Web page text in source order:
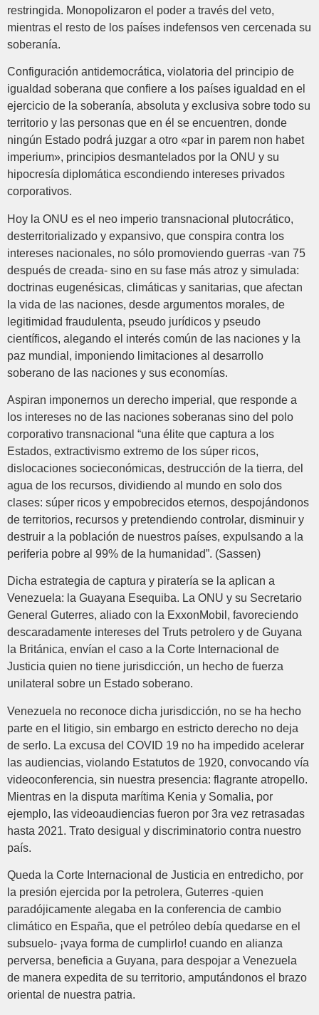
restringida. Monopolizaron el poder a través del veto,
mientras el resto de los países indefensos ven cercenada su
soberanía.
Configuración antidemocrática, violatoria del principio de
igualdad soberana que confiere a los países igualdad en el
ejercicio de la soberanía, absoluta y exclusiva sobre todo su
territorio y las personas que en él se encuentren, donde
ningún Estado podrá juzgar a otro «par in parem non habet
imperium», principios desmantelados por la ONU y su
hipocresía diplomática escondiendo intereses privados
corporativos.
Hoy la ONU es el neo imperio transnacional plutocrático,
desterritorializado y expansivo, que conspira contra los
intereses nacionales, no sólo promoviendo guerras -van 75
después de creada- sino en su fase más atroz y simulada:
doctrinas eugenésicas, climáticas y sanitarias, que afectan
la vida de las naciones, desde argumentos morales, de
legitimidad fraudulenta, pseudo jurídicos y pseudo
científicos, alegando el interés común de las naciones y la
paz mundial, imponiendo limitaciones al desarrollo
soberano de las naciones y sus economías.
Aspiran imponernos un derecho imperial, que responde a
los intereses no de las naciones soberanas sino del polo
corporativo transnacional “una élite que captura a los
Estados, extractivismo extremo de los súper ricos,
dislocaciones socieconómicas, destrucción de la tierra, del
agua de los recursos, dividiendo al mundo en solo dos
clases: súper ricos y empobrecidos eternos, despojándonos
de territorios, recursos y pretendiendo controlar, disminuir y
destruir a la población de nuestros países, expulsando a la
periferia pobre al 99% de la humanidad”. (Sassen)
Dicha estrategia de captura y piratería se la aplican a
Venezuela: la Guayana Esequiba. La ONU y su Secretario
General Guterres, aliado con la ExxonMobil, favoreciendo
descaradamente intereses del Truts petrolero y de Guyana
la Británica, envían el caso a la Corte Internacional de
Justicia quien no tiene jurisdicción, un hecho de fuerza
unilateral sobre un Estado soberano.
Venezuela no reconoce dicha jurisdicción, no se ha hecho
parte en el litigio, sin embargo en estricto derecho no deja
de serlo. La excusa del COVID 19 no ha impedido acelerar
las audiencias, violando Estatutos de 1920, convocando vía
videoconferencia, sin nuestra presencia: flagrante atropello.
Mientras en la disputa marítima Kenia y Somalia, por
ejemplo, las videoaudiencias fueron por 3ra vez retrasadas
hasta 2021. Trato desigual y discriminatorio contra nuestro
país.
Queda la Corte Internacional de Justicia en entredicho, por
la presión ejercida por la petrolera, Guterres -quien
paradójicamente alegaba en la conferencia de cambio
climático en España, que el petróleo debía quedarse en el
subsuelo- ¡vaya forma de cumplirlo! cuando en alianza
perversa, beneficia a Guyana, para despojar a Venezuela
de manera expedita de su territorio, amputándonos el brazo
oriental de nuestra patria.